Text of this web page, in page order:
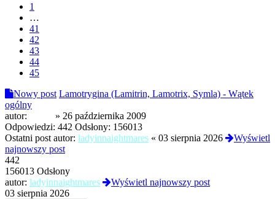
1
…
41
42
43
44
45
Nowy post Lamotrygina (Lamitrin, Lamotrix, Symla) - Wątek
ogólny
autor:
» 26 października 2009
Odpowiedzi: 442 Odsłony: 156013
Ostatni post autor: ladyinnaightmares « 03 sierpnia 2026
Wyświetl
najnowszy post
442
156013 Odsłony
autor: ladyinnaightmares
Wyświetl najnowszy post
03 sierpnia 2026